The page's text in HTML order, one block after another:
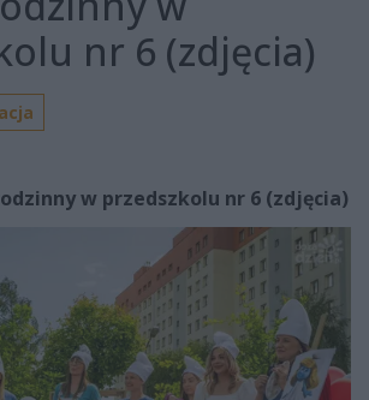
nr 6 (zdjęcia)
w przedszkolu nr 6 (zdjęcia)